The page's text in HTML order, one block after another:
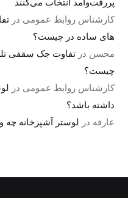
کارشناس روابط عمومی در
های ساده در چیست؟
محسن درتفاوت جک سقفی
چیست؟
کارشناس روابط عمومی در
داشته باشد؟
عارفه در لوستر آشپزخانه چه